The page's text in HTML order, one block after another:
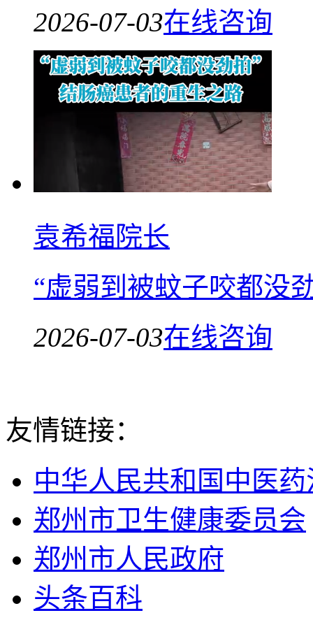
2026-07-03在线咨询
袁希福院长
“虚弱到被蚊子咬都没
2026-07-03在线咨询
友情链接：
中华人民共和国中医药
郑州市卫生健康委员会
郑州市人民政府
头条百科